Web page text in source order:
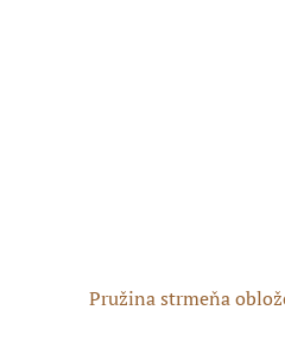
Pružina strmeňa